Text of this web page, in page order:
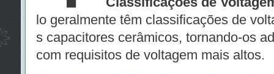
lo geralmente têm classificações de
s capacitores cerâmicos, tornando-os
com requisitos de voltagem mais altos.